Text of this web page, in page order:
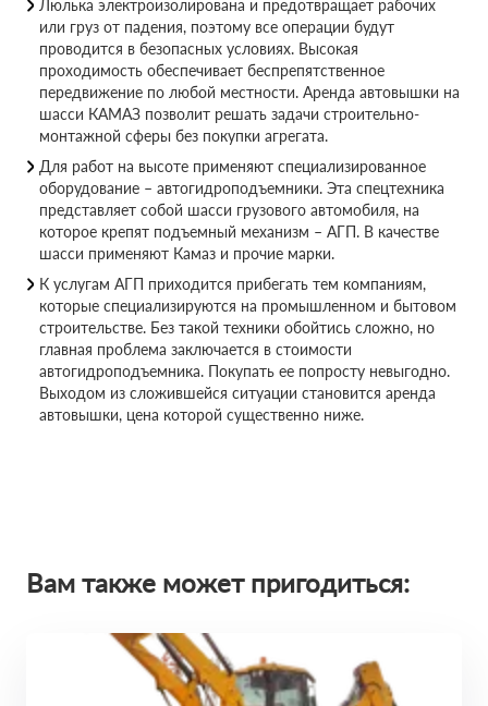
Люлька электроизолирована и предотвращает рабочих
или груз от падения, поэтому все операции будут
проводится в безопасных условиях. Высокая
проходимость обеспечивает беспрепятственное
передвижение по любой местности. Аренда автовышки на
шасси КАМАЗ позволит решать задачи строительно-
монтажной сферы без покупки агрегата.
Для работ на высоте применяют специализированное
оборудование – автогидроподъемники. Эта спецтехника
представляет собой шасси грузового автомобиля, на
которое крепят подъемный механизм – АГП. В качестве
шасси применяют Камаз и прочие марки.
К услугам АГП приходится прибегать тем компаниям,
которые специализируются на промышленном и бытовом
строительстве. Без такой техники обойтись сложно, но
главная проблема заключается в стоимости
автогидроподъемника. Покупать ее попросту невыгодно.
Выходом из сложившейся ситуации становится аренда
автовышки, цена которой существенно ниже.
Вам также может пригодиться: